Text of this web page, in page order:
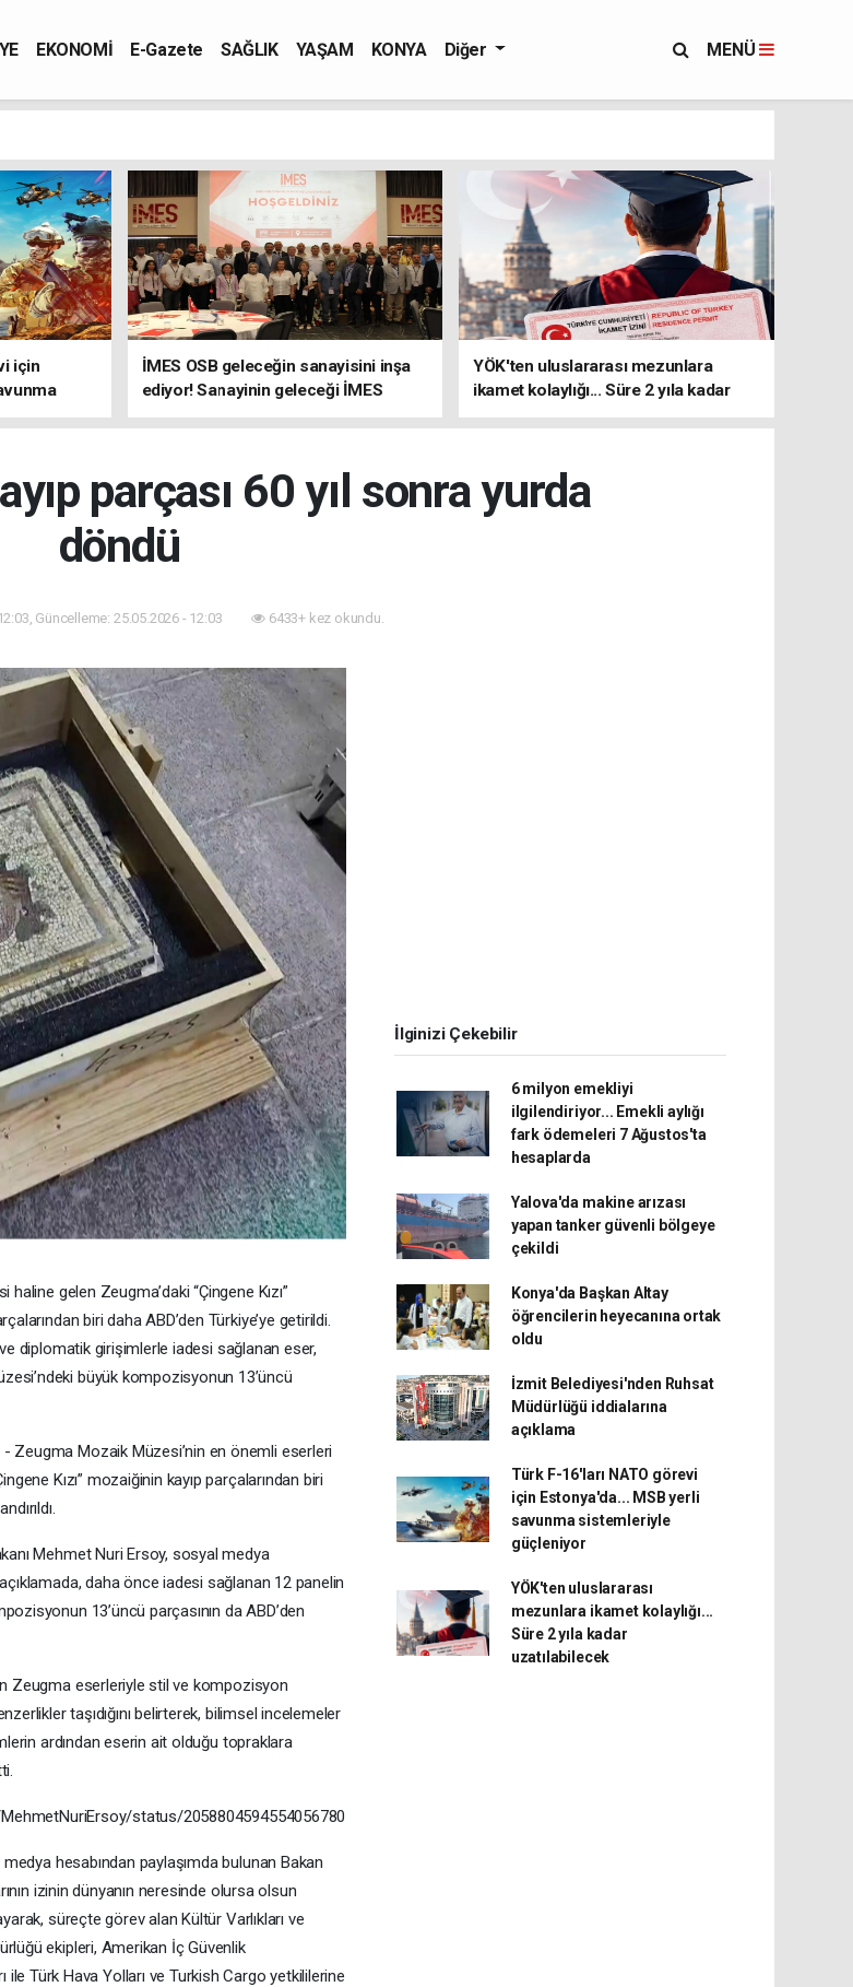
EKONOMİ E-Gazete SAĞLIK YAŞAM KONYA Diğer MENÜ
için
İMES OSB geleceğin sanayisini inşa
ediyor! Sanayinin geleceği İMES
OSB'de konuşuldu
YÖK'ten uluslararası mezunlara
ikamet kolaylığı... Süre 2 yıla kadar
uzatılabilecek
parçası 60 yıl sonra yurda
döndü
Güncelleme: 25.05.2026 - 12:03 6433+ kez okundu.
haline gelen Zeugma’daki “Çingene Kızı”
biri daha ABD’den Türkiye’ye getirildi.
diplomatik girişimlerle iadesi sağlanan eser,
büyük kompozisyonun 13’üncü
- Zeugma Mozaik Müzesi’nin en önemli eserleri
Kızı” mozaiğinin kayıp parçalarından biri
Mehmet Nuri Ersoy, sosyal medya
açıklamada, daha önce iadesi sağlanan 12 panelin
13’üncü parçasının da ABD’den
Zeugma eserleriyle stil ve kompozisyon
taşıdığını belirterek, bilimsel incelemeler
ardından eserin ait olduğu topraklara
status/2058804594554056780
hesabından paylaşımda bulunan Bakan
izinin dünyanın neresinde olursa olsun
süreçte görev alan Kültür Varlıkları ve
ekipleri, Amerikan İç Güvenlik
Türk Hava Yolları ve Turkish Cargo yetkililerine
İlginizi Çekebilir
6 milyon emekliyi
ilgilendiriyor... Emekli aylığı
fark ödemeleri 7 Ağustos'ta
hesaplarda
Yalova'da makine arızası
yapan tanker güvenli bölgeye
çekildi
Konya'da Başkan Altay
öğrencilerin heyecanına ortak
oldu
İzmit Belediyesi'nden Ruhsat
Müdürlüğü iddialarına
açıklama
Türk F-16'ları NATO görevi
için Estonya'da... MSB yerli
savunma sistemleriyle
güçleniyor
YÖK'ten uluslararası
mezunlara ikamet kolaylığı...
Süre 2 yıla kadar
uzatılabilecek